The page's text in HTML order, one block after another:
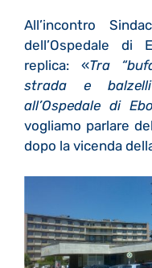
All’incontro
dell’Ospedale di
replica: «Tra
strada e
all’Ospedale di
vogliamo parlare
dopo la vicenda